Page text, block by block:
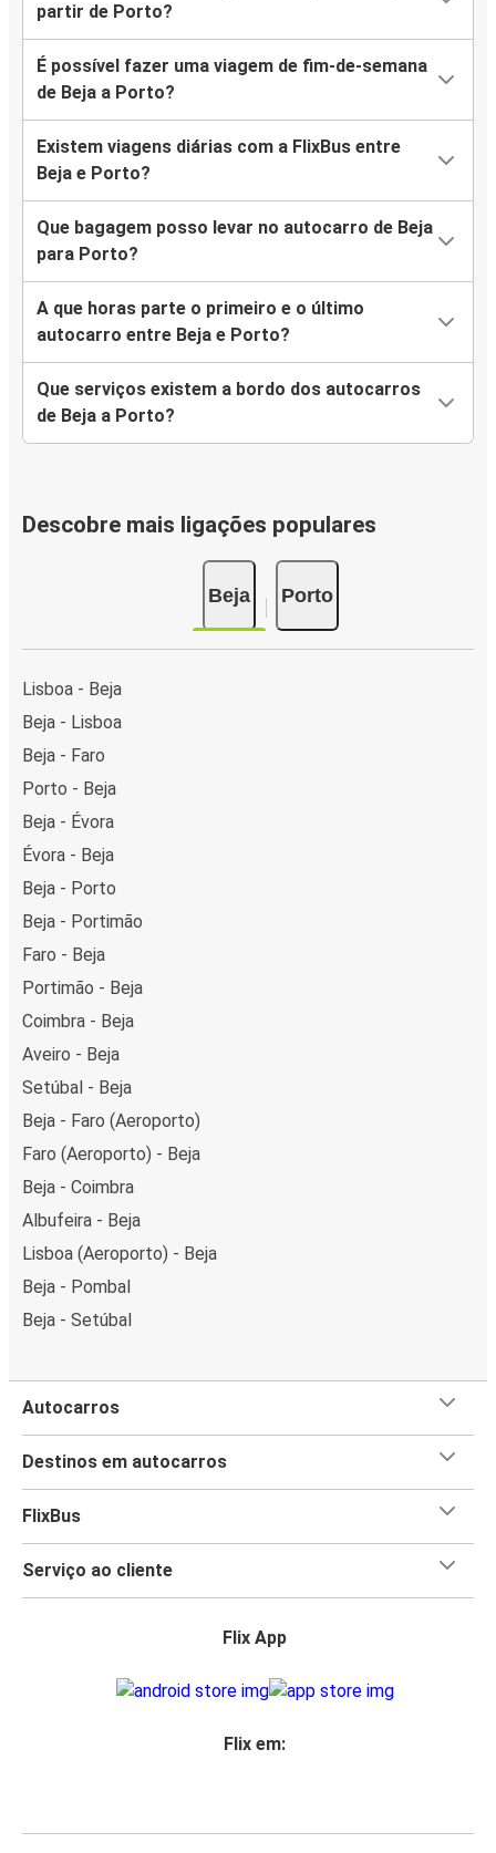
partir de Porto?
É possível fazer uma viagem de fim-de-semana
de Beja a Porto?
Existem viagens diárias com a FlixBus entre
Beja e Porto?
Que bagagem posso levar no autocarro de Beja
para Porto?
A que horas parte o primeiro e o último
autocarro entre Beja e Porto?
Que serviços existem a bordo dos autocarros
de Beja a Porto?
Descobre mais ligações populares
Beja Porto
Lisboa - Beja
Beja - Lisboa
Beja - Faro
Porto - Beja
Beja - Évora
Évora - Beja
Beja - Porto
Beja - Portimão
Faro - Beja
Portimão - Beja
Coimbra - Beja
Aveiro - Beja
Setúbal - Beja
Beja - Faro (Aeroporto)
Faro (Aeroporto) - Beja
Beja - Coimbra
Albufeira - Beja
Lisboa (Aeroporto) - Beja
Beja - Pombal
Beja - Setúbal
Autocarros
Destinos em autocarros
FlixBus
Serviço ao cliente
Flix App
Flix em: